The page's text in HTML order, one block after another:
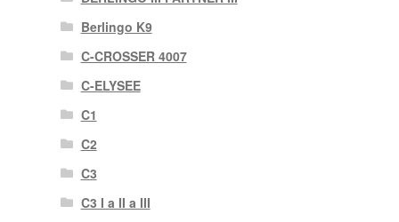
Berlingo K9
C-CROSSER 4007
C-ELYSEE
C1
C2
C3
C3 I a II a III